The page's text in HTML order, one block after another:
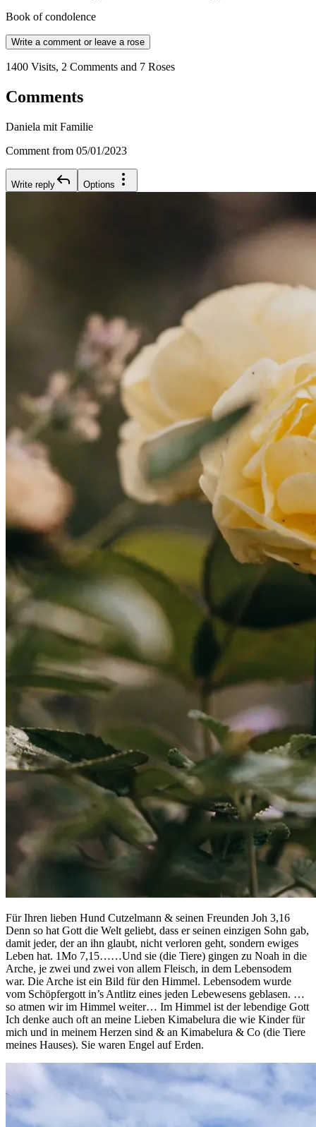
Book of condolence
Write a comment or leave a rose
1400 Visits, 2 Comments and 7 Roses
Comments
Daniela mit Familie
Comment from 05/01/2023
Write reply Options
Für Ihren lieben Hund Cutzelmann & seinen Freunden Joh 3,16
Denn so hat Gott die Welt geliebt, dass er seinen einzigen Sohn gab,
damit jeder, der an ihn glaubt, nicht verloren geht, sondern ewiges
Leben hat. 1Mo 7,15……Und sie (die Tiere) gingen zu Noah in die
Arche, je zwei und zwei von allem Fleisch, in dem Lebensodem
war. Die Arche ist ein Bild für den Himmel. Lebensodem wurde
vom Schöpfergott in’s Antlitz eines jeden Lebewesens geblasen. …
so atmen wir im Himmel weiter… Im Himmel ist der lebendige Gott
Ich denke auch oft an meine Lieben Kimabelura die wie Kinder für
mich und in meinem Herzen sind & an Kimabelura & Co (die Tiere
meines Hauses). Sie waren Engel auf Erden.